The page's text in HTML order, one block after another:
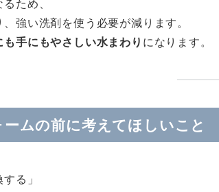
ため、
強い洗剤を使う必要が減ります。
も手にもやさしい水まわり になります。
ムの前に考えてほしいこと
る」